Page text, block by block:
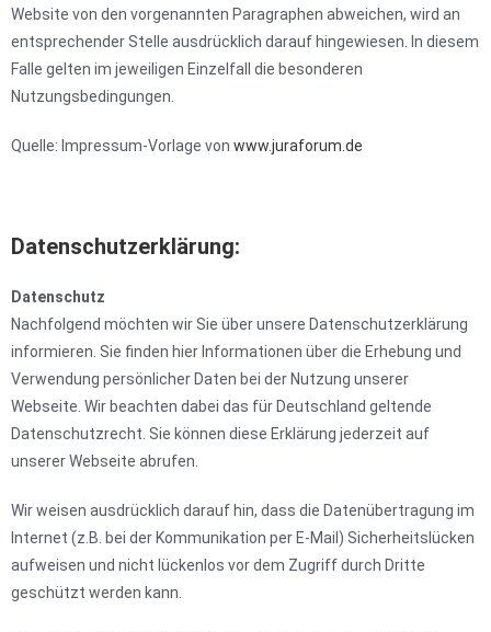
Website von den vorgenannten Paragraphen abweichen, wird an
entsprechender Stelle ausdrücklich darauf hingewiesen. In diesem
Falle gelten im jeweiligen Einzelfall die besonderen
Nutzungsbedingungen.
Quelle: Impressum-Vorlage von www.juraforum.de
Datenschutzerklärung:
Datenschutz
Nachfolgend möchten wir Sie über unsere Datenschutzerklärung
informieren. Sie finden hier Informationen über die Erhebung und
Verwendung persönlicher Daten bei der Nutzung unserer
Webseite. Wir beachten dabei das für Deutschland geltende
Datenschutzrecht. Sie können diese Erklärung jederzeit auf
unserer Webseite abrufen.
Wir weisen ausdrücklich darauf hin, dass die Datenübertragung im
Internet (z.B. bei der Kommunikation per E-Mail) Sicherheitslücken
aufweisen und nicht lückenlos vor dem Zugriff durch Dritte
geschützt werden kann.